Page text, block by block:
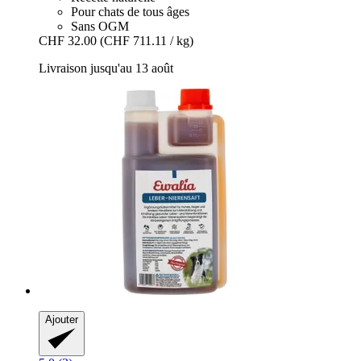
Pour chats de tous âges
Sans OGM
CHF 32.00 (CHF 711.11 / kg)
Livraison jusqu'au 13 août
Ajouter